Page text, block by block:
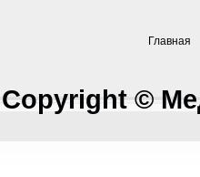
Главная
Copyright ©